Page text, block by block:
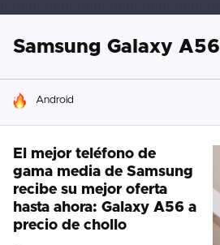
Samsung Galaxy A56
HOY SE HABLA DE
Android
El mejor teléfono de
gama media de Samsung
recibe su mejor oferta
hasta ahora: Galaxy A56 a
precio de chollo